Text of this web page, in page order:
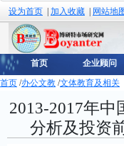
设为首页 加入收藏 网站地
首页 企业顾问
首页 /办公文教 /文体教育及相关
2013-2017年
分析及投资